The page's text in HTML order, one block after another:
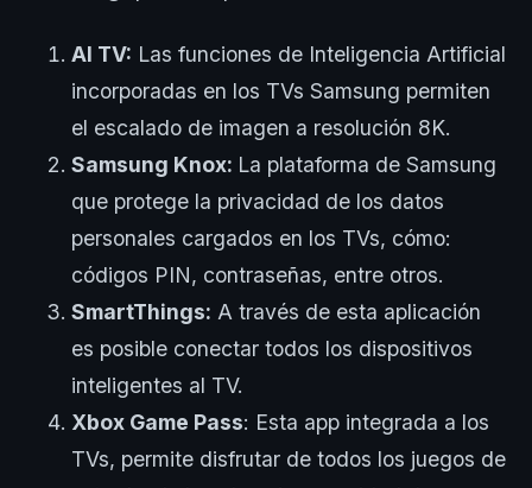
AI TV: Las funciones de Inteligencia Artificial
incorporadas en los TVs Samsung permiten
el escalado de imagen a resolución 8K.
Samsung Knox: La plataforma de Samsung
que protege la privacidad de los datos
personales cargados en los TVs, cómo:
códigos PIN, contraseñas, entre otros.
SmartThings: A través de esta aplicación
es posible conectar todos los dispositivos
inteligentes al TV.
Xbox Game Pass: Esta app integrada a los
TVs, permite disfrutar de todos los juegos de